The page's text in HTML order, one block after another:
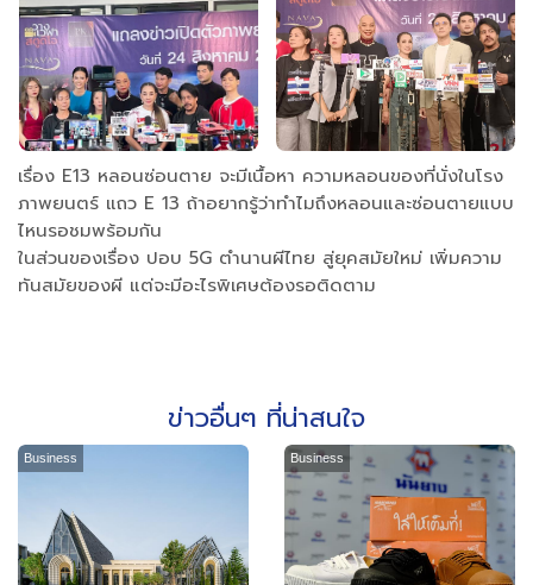
เรื่อง E13 หลอนซ่อนตาย จะมีเนื้อหา ความหลอนของที่นั่งในโรง
ภาพยนตร์ แถว E 13 ถ้าอยากรู้ว่าทำไมถึงหลอนและซ่อนตายแบบ
ไหนรอชมพร้อมกัน
ในส่วนของเรื่อง ปอบ 5G ตำนานผีไทย สู่ยุคสมัยใหม่ เพิ่มความ
ทันสมัยของผี แต่จะมีอะไรพิเศษต้องรอติดตาม
ข่าวอื่นๆ ที่น่าสนใจ
Business Business